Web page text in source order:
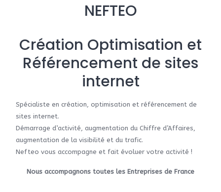
NEFTEO
Création Optimisation et
Référencement de sites
internet
Spécialiste en création, optimisation et référencement de
sites internet.
Démarrage d’activité, augmentation du Chiffre d’Affaires,
augmentation de la visibilité et du trafic.
Nefteo vous accompagne et fait évoluer votre activité !
Nous accompagnons toutes les Entreprises de France